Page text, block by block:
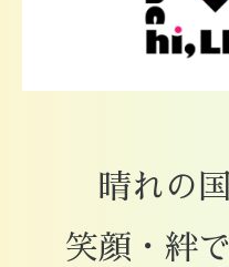
晴れの
笑顔・絆